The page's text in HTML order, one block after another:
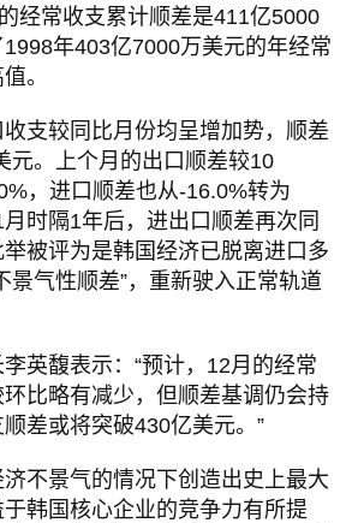
经常收支累计顺差是411亿5000
年403亿7000万美元的年经常
。
支较同比月份均呈增加势，顺差
元。上个月的出口顺差较10
，进口顺差也从-16.0%转为
时隔1年后，进出口顺差再次同
被评为是韩国经济已脱离进口多
景气性顺差”，重新驶入正常轨道
英馥表示：“预计，12月的经常
比略有减少，但顺差基调仍会持
差或将突破430亿美元。”
不景气的情况下创造出史上最大
韩国核心企业的竞争力有所提